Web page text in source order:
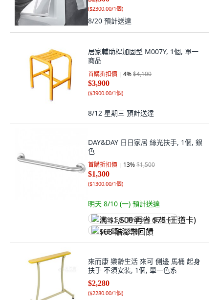
($2300.00/1個)
8/20 預計送達
居家輔助桿加固型 M007Y, 1個, 單一
商品
首購折扣價 4%$4,100
$3,900
($3900.00/1個)
8/12 星期三 預計送達
DAY&DAY 日日家居 絲光扶手, 1個, 銀
色
首購折扣價 13%$1,500
$1,300
($1300.00/1個)
明天 8/10 (一) 預計送達
满 $1,500 再省 $75 (王道卡)
$68 酷澎幣回饋
來而康 樂齡生活 來可 側邊 馬桶 起身
扶手 不須安裝, 1個, 單一色系
$2,280
($2280.00/1個)